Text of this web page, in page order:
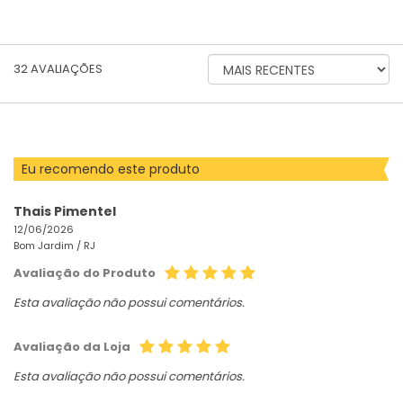
32AVALIAÇÕES
ORDENAR
AVALIAÇÕES
Eu recomendo este produto
Thais Pimentel
12/06/2026
Bom Jardim / RJ
Avaliação do Produto
Esta avaliação não possui comentários.
Avaliação da Loja
Esta avaliação não possui comentários.